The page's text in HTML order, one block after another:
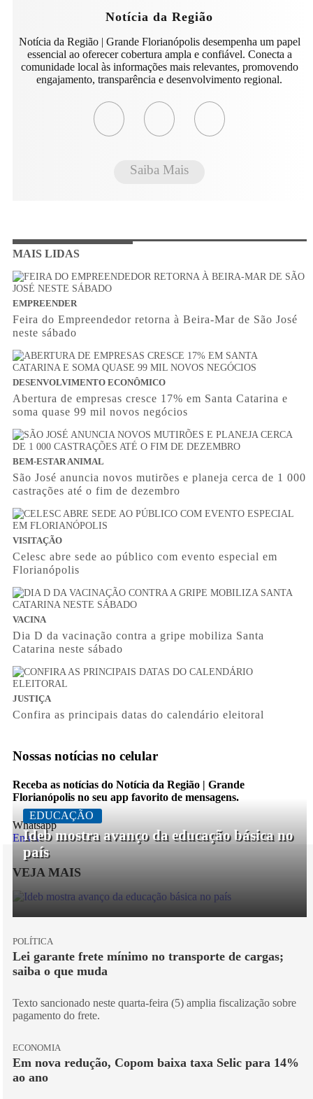
Notícia da Região
Notícia da Região | Grande Florianópolis desempenha um papel
essencial ao oferecer cobertura ampla e confiável. Conecta a
comunidade local às informações mais relevantes, promovendo
engajamento, transparência e desenvolvimento regional.
Saiba Mais
MAIS LIDAS
EMPREENDER
Feira do Empreendedor retorna à Beira-Mar de São José
neste sábado
DESENVOLVIMENTO ECONÔMICO
Abertura de empresas cresce 17% em Santa Catarina e
soma quase 99 mil novos negócios
BEM-ESTAR ANIMAL
São José anuncia novos mutirões e planeja cerca de 1 000
castrações até o fim de dezembro
VISITAÇÃO
Celesc abre sede ao público com evento especial em
Florianópolis
VACINA
Dia D da vacinação contra a gripe mobiliza Santa
Catarina neste sábado
JUSTIÇA
Confira as principais datas do calendário eleitoral
Nossas notícias no celular
Receba as notícias do Notícia da Região | Grande
Florianópolis no seu app favorito de mensagens.
Whatsapp
Entrar
VEJA MAIS
EDUCAÇÃO
Ideb mostra avanço da educação básica no
país
POLÍTICA
Lei garante frete mínimo no transporte de cargas;
saiba o que muda
Texto sancionado neste quarta-feira (5) amplia fiscalização sobre
pagamento do frete.
ECONOMIA
Em nova redução, Copom baixa taxa Selic para 14%
ao ano